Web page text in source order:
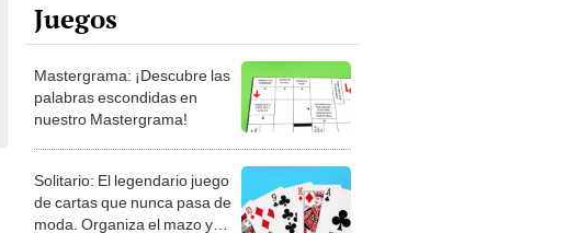
Juegos
Mastergrama: ¡Descubre las
palabras escondidas en
nuestro Mastergrama!
Solitario: El legendario juego
de cartas que nunca pasa de
moda. Organiza el mazo y